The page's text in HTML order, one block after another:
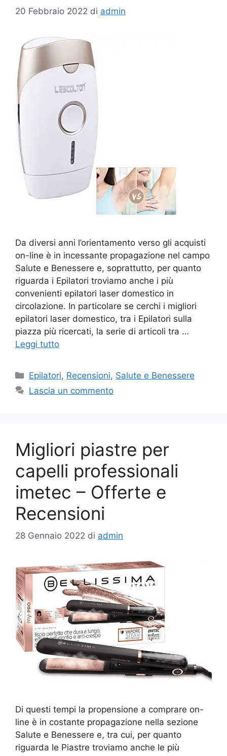
20 Febbraio 2022 di admin
Da diversi anni l’orientamento verso gli acquisti
on-line è in incessante propagazione nel campo
Salute e Benessere e, soprattutto, per quanto
riguarda i Epilatori troviamo anche i più
convenienti epilatori laser domestico in
circolazione. In particolare se cerchi i migliori
epilatori laser domestico, tra i Epilatori sulla
piazza più ricercati, la serie di articoli tra …
Leggi tutto
Categorie
Epilatori, Recensioni, Salute e Benessere
Lascia un commento
Migliori piastre per
capelli professionali
imetec – Offerte e
Recensioni
28 Gennaio 2022 di admin
Di questi tempi la propensione a comprare on-
line è in costante propagazione nella sezione
Salute e Benessere e, tra cui, per quanto
riguarda le Piastre troviamo anche le più